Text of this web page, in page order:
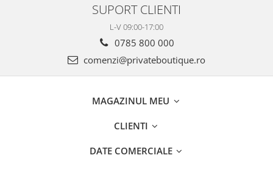
SUPORT CLIENTI
L-V 09:00-17:00
0785 800 000
comenzi@privateboutique.ro
MAGAZINUL MEU
CLIENTI
DATE COMERCIALE